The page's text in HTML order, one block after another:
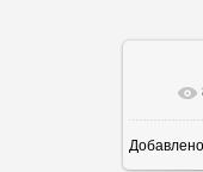
Добавлено